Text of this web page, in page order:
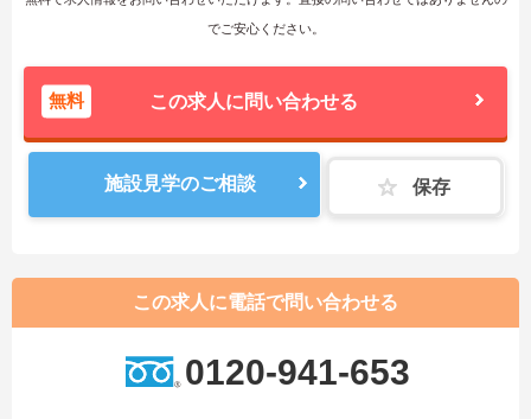
でご安心ください。
無料 この求人に問い合わせる
施設見学のご相談 保存
この求人に電話で問い合わせる
0120-941-653